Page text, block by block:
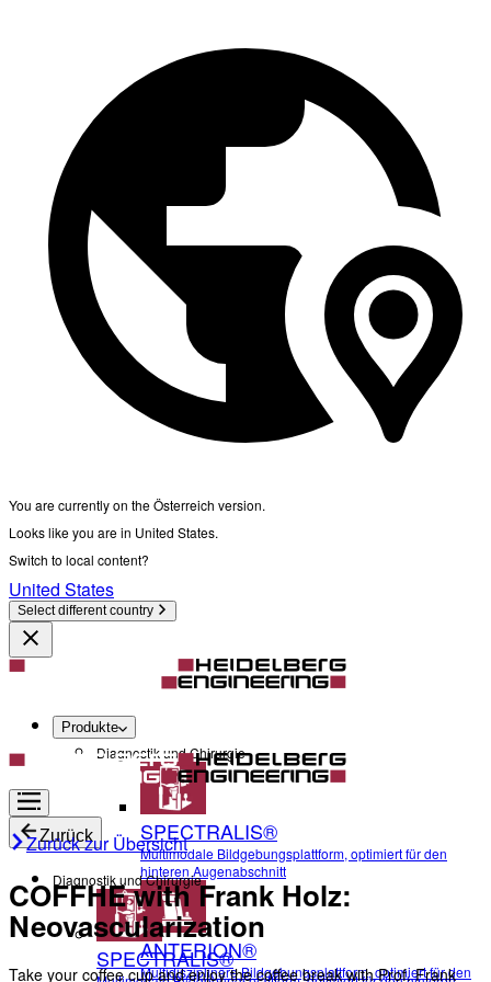
You are currently on the Österreich version.
Looks like you are in United States.
Switch to local content?
United States
Select different country
Produkte
Diagnostik und Chirurgie
SPECTRALIS®
Multimodale Bildgebungsplattform, optimiert für den
hinteren Augenabschnitt
ANTERION®
Multidisziplinäre Bildgebungsplattform, optimiert für den
Zurück
Diagnostik und Chirurgie
SPECTRALIS®
Zurück zur Übersicht
COFFHE with Frank Holz:
Neovascularization
Take your coffee cup and enjoy the coffee break with Prof. Frank